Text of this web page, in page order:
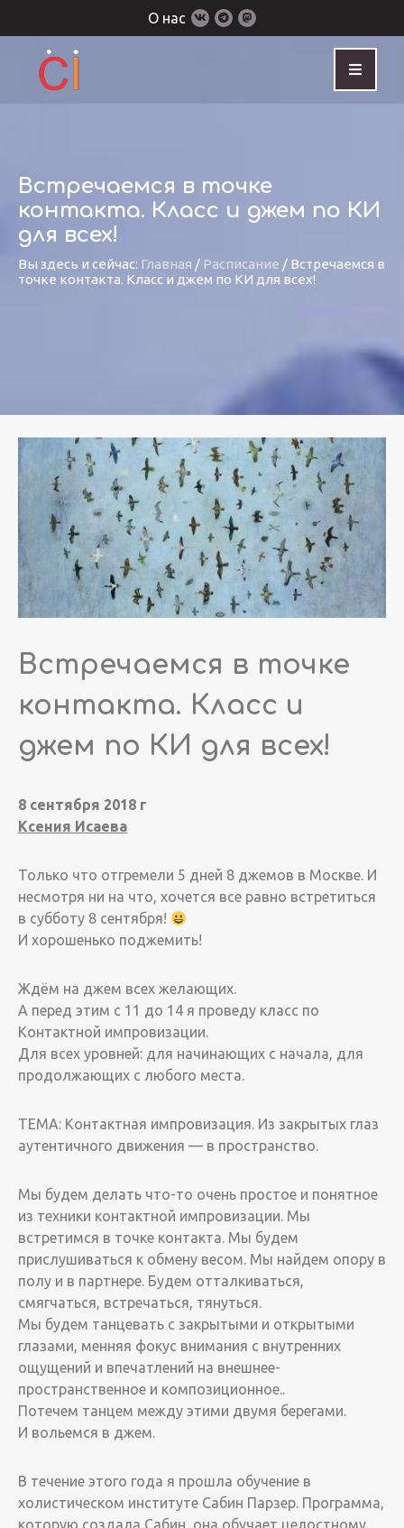
О нас
Встречаемся в точке
контакта. Класс и джем по КИ
для всех!
Вы здесь и сейчас: Главная / Расписание / Встречаемся в
точке контакта. Класс и джем по КИ для всех!
Встречаемся в точке
контакта. Класс и
джем по КИ для всех!
8 сентября 2018 г
Ксения Исаева
Только что отгремели 5 дней 8 джемов в Москве. И
несмотря ни на что, хочется все равно встретиться
в субботу 8 сентября!
И хорошенько поджемить!
Ждём на джем всех желающих.
А перед этим с 11 до 14 я проведу класс по
Контактной импровизации.
Для всех уровней: для начинающих с начала, для
продолжающих с любого места.
ТЕМА: Контактная импровизация. Из закрытых глаз
аутентичного движения — в пространство.
Мы будем делать что-то очень простое и понятное
из техники контактной импровизации. Мы
встретимся в точке контакта. Мы будем
прислушиваться к обмену весом. Мы найдем опору в
полу и в партнере. Будем отталкиваться,
смягчаться, встречаться, тянуться.
Мы будем танцевать с закрытыми и открытыми
глазами, менняя фокус внимания с внутренних
ощущений и впечатлений на внешнее-
пространственное и композиционное..
Потечем танцем между этими двумя берегами.
И вольемся в джем.
В течение этого года я прошла обучение в
холистическом институте Сабин Парзер. Программа,
которую создала Сабин, она обучает целостному,